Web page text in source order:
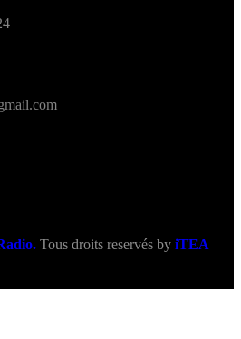
Tous droits reservés by iTEA